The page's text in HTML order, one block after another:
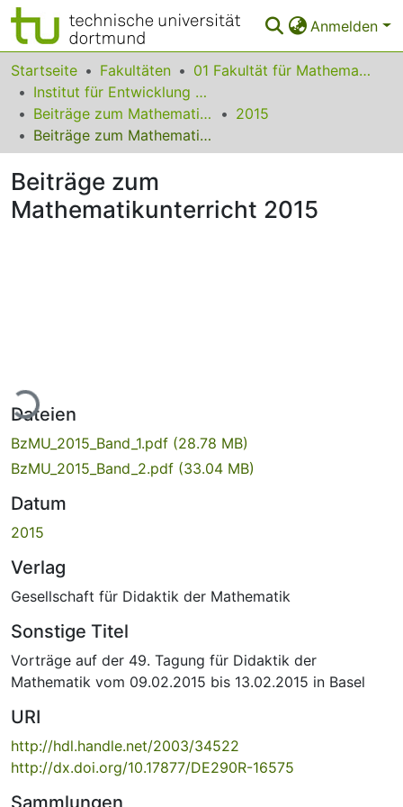
Anmelden
Bereiche & Sammlungen
Das gesamte Repositorium
Statistiken
FAQ
Leitlinien
Startseite Fakultäten
01 Fakultät für Mathematik
Institut für Entwicklung und Erforschung des Mathematikunterrichts
Beiträge zum Mathematikunterricht
2015
Beiträge zum Mathematikunterricht 2015
Beiträge zum
Mathematikunterricht 2015
Dateien
BzMU_2015_Band_1.pdf (28.78 MB)
BzMU_2015_Band_2.pdf (33.04 MB)
Datum
2015
Verlag
Gesellschaft für Didaktik der Mathematik
Sonstige Titel
Vorträge auf der 49. Tagung für Didaktik der
Mathematik vom 09.02.2015 bis 13.02.2015 in Basel
URI
http://hdl.handle.net/2003/34522
http://dx.doi.org/10.17877/DE290R-16575
Sammlungen